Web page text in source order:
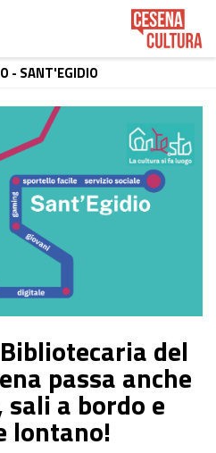
- SANT'EGIDIO
del
passa anche
a bordo e
lontano!